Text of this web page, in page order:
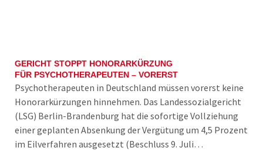
GERICHT STOPPT HONORARKÜRZUNG
FÜR PSYCHOTHERAPEUTEN – VORERST
Psychotherapeuten in Deutschland müssen vorerst keine
Honorarkürzungen hinnehmen. Das Landessozialgericht
(LSG) Berlin-Brandenburg hat die sofortige Vollziehung
einer geplanten Absenkung der Vergütung um 4,5 Prozent
im Eilverfahren ausgesetzt (Beschluss 9. Juli…